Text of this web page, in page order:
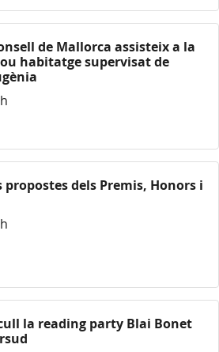
de Mallorca assisteix a la
habitatge supervisat de
propostes dels Premis, Honors i
la reading party Blai Bonet